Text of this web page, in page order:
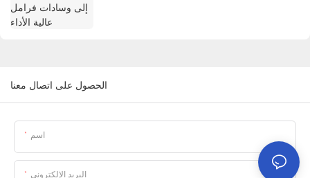
الحصول على اتصال معنا
اسم
البريد الإلكتروني